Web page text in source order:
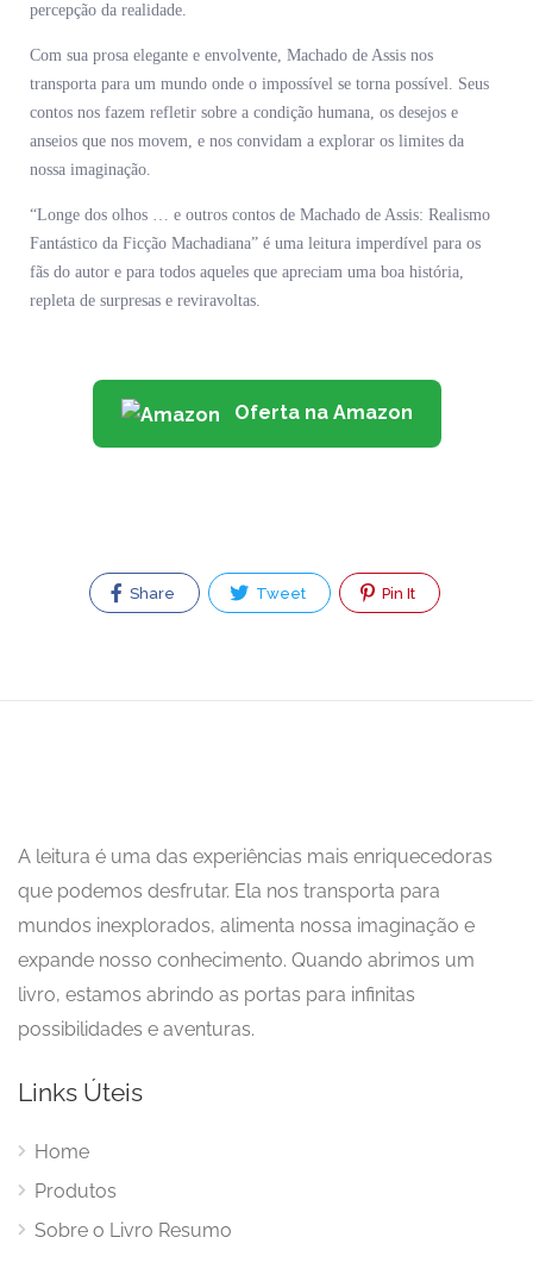
percepção da realidade.
Com sua prosa elegante e envolvente, Machado de Assis nos
transporta para um mundo onde o impossível se torna possível. Seus
contos nos fazem refletir sobre a condição humana, os desejos e
anseios que nos movem, e nos convidam a explorar os limites da
nossa imaginação.
“Longe dos olhos … e outros contos de Machado de Assis: Realismo
Fantástico da Ficção Machadiana” é uma leitura imperdível para os
fãs do autor e para todos aqueles que apreciam uma boa história,
repleta de surpresas e reviravoltas.
Oferta na Amazon
Share Tweet Pin It
A leitura é uma das experiências mais enriquecedoras
que podemos desfrutar. Ela nos transporta para
mundos inexplorados, alimenta nossa imaginação e
expande nosso conhecimento. Quando abrimos um
livro, estamos abrindo as portas para infinitas
possibilidades e aventuras.
Links Úteis
Home
Produtos
Sobre o Livro Resumo